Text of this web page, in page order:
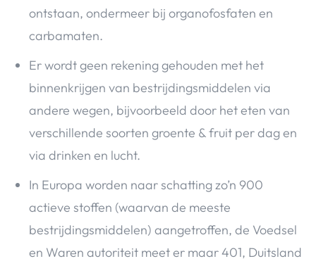
ontstaan, ondermeer bij organofosfaten en
carbamaten.
Er wordt geen rekening gehouden met het
binnenkrijgen van bestrijdingsmiddelen via
andere wegen, bijvoorbeeld door het eten van
verschillende soorten groente & fruit per dag en
via drinken en lucht.
In Europa worden naar schatting zo’n 900
actieve stoffen (waarvan de meeste
bestrijdingsmiddelen) aangetroffen, de Voedsel
en Waren autoriteit meet er maar 401, Duitsland